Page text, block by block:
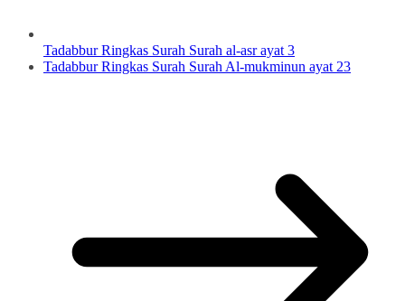
Tadabbur Ringkas Surah Surah al-asr ayat 3
Tadabbur Ringkas Surah Surah Al-mukminun ayat 23